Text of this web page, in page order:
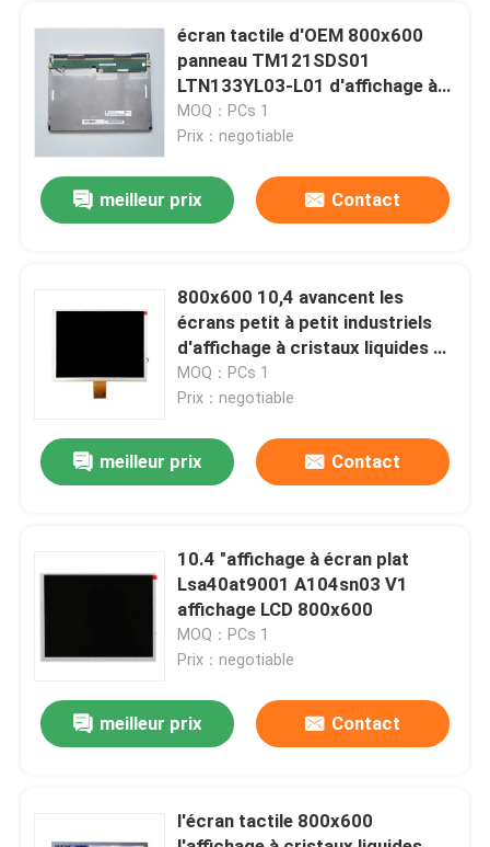
Accueil
Visite de l'usine
Contactez-nous
Nouvelles
Ordinateurs tout-en-un
écran tactile d'OEM 800x600
panneau TM121SDS01
LTN133YL03-L01 d'affichage à
cristaux liquides de 13,3 pouces
MOQ：PCs 1
Prix：negotiable
meilleur prix Contact
800x600 10,4 avancent les
écrans petit à petit industriels
d'affichage à cristaux liquides du
panneau d'affichage d'affichage
à cristaux liquides 60pin Fpc
MOQ：PCs 1
Prix：negotiable
meilleur prix Contact
10.4 "affichage à écran plat
Lsa40at9001 A104sn03 V1
affichage LCD 800x600
MOQ：PCs 1
Prix：negotiable
meilleur prix Contact
l'écran tactile 800x600